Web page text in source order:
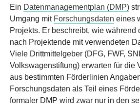
Ein Datenmanagementplan (DMP)
Umgang mit Forschungsdaten eines
Projekts. Er beschreibt, wie während
nach Projektende mit verwendeten
Viele Drittmittelgeber (DFG, FWF,
Volkswagenstiftung) erwarten für die
aus bestimmten Förderlinien
Forschungsdaten als Teil eines
formaler DMP wird zwar nur in den